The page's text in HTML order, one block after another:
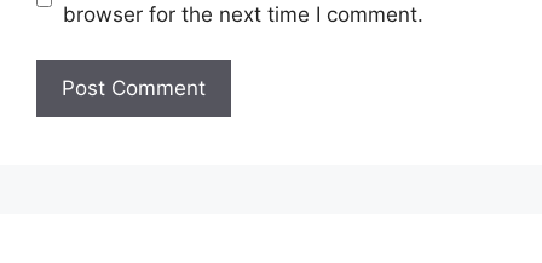
browser for the next time I comment.